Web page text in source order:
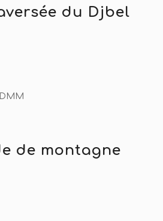
du Djbel
DMM
de montagne